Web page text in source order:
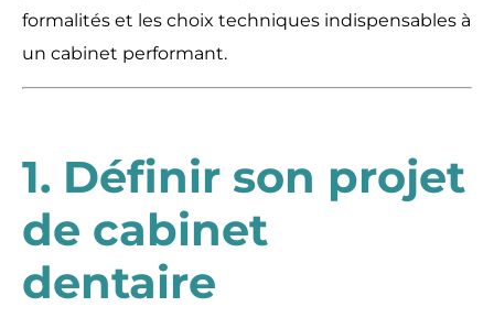
formalités et les choix techniques indispensables à
un cabinet performant.
1. Définir son projet
de cabinet
dentaire